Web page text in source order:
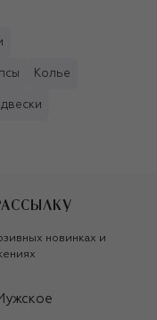
Колье
новинках и